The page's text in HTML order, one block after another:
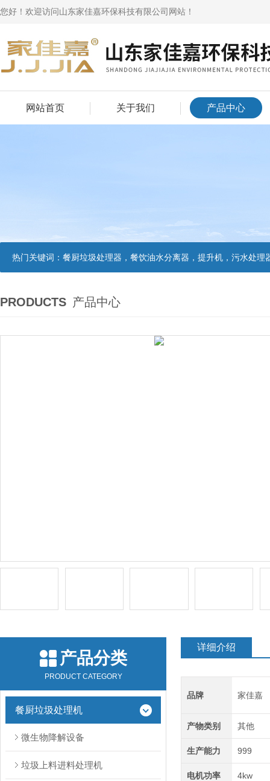
您好！欢迎访问山东家佳嘉环保科技有限公司网站！
网站首页 关于我们 产品中心
热门关键词： 餐厨垃圾处理器，餐饮油水分离器，提升机，污水处理
PRODUCTS 产品中心
产品分类
PRODUCT CATEGORY
餐厨垃圾处理机
微生物降解设备
垃圾上料进料处理机
详细介绍
品牌 家佳嘉
产物类别 其他
生产能力 999
电机功率 4kw